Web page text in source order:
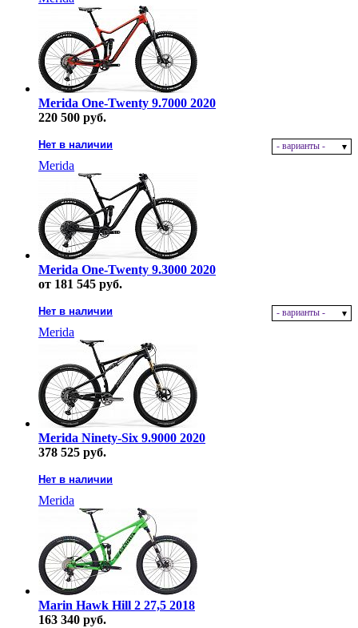
Merida One-Twenty 9.7000 2020
220 500 руб.
Нет в наличии - варианты -
Merida
Merida One-Twenty 9.3000 2020
от 181 545 руб.
Нет в наличии - варианты -
Merida
Merida Ninety-Six 9.9000 2020
378 525 руб.
Нет в наличии
Merida
Marin Hawk Hill 2 27,5 2018
163 340 руб.